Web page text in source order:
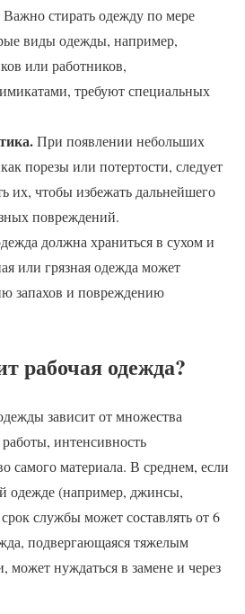
Важно стирать одежду по мере
виды одежды, например,
или работников,
требуют специальных
При появлении небольших
порезы или потертости, следует
их, чтобы избежать дальнейшего
повреждений.
должна храниться в сухом и
или грязная одежда может
запахов и повреждению
рабочая одежда?
зависит от множества
интенсивность
самого материала. В среднем, если
одежде (например, джинсы,
службы может составлять от 6
подвергающаяся тяжелым
может нуждаться в замене и через